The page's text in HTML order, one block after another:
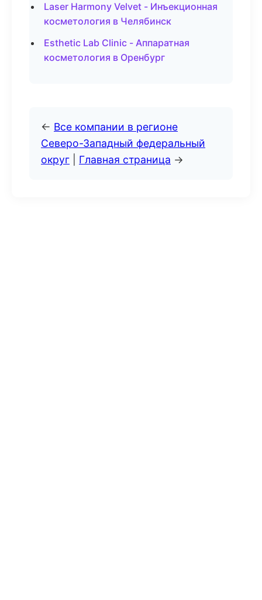
Laser Harmony Velvet - Инъекционная
косметология в Челябинск
Esthetic Lab Clinic - Аппаратная
косметология в Оренбург
← Все компании в регионе
Северо-Западный федеральный
округ
Главная страница →